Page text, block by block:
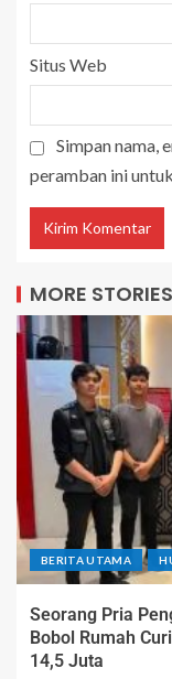
Situs Web
Simpan nama,
peramban ini
MORE STORIES
BERITA UTAMA
Seorang Pria
Bobol Rumah
14,5 Juta